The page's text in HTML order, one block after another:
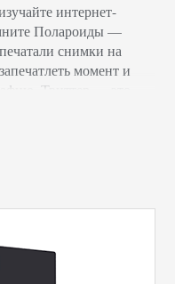
интернет-
Полароиды —
снимки на
момент и
Твиттер — это
лонгрид,
емко своей мыслью или
человек может